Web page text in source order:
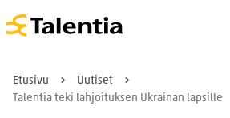
Etusivu
Uutiset
Talentia teki lahjoituksen Ukrainan lapsille